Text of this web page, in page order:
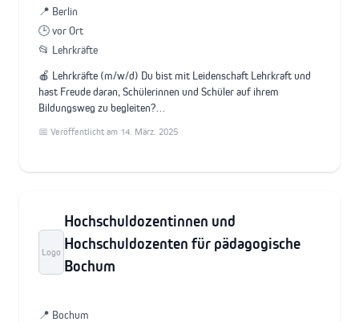
📍 Berlin
🕒 vor Ort
📂 Lehrkräfte
🍎 Lehrkräfte (m/w/d) Du bist mit Leidenschaft Lehrkraft und
hast Freude daran, Schülerinnen und Schüler auf ihrem
Bildungsweg zu begleiten?…
📅 Veröffentlicht am 14. März. 2025
Logo
Hochschuldozentinnen und
Hochschuldozenten für pädagogische
Bochum
📍 Bochum